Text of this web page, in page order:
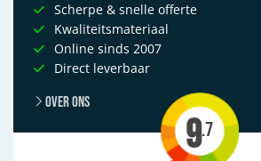
Scherpe & snelle offerte
Kwaliteitsmateriaal
Online sinds 2007
Direct leverbaar
Over ons
9.7